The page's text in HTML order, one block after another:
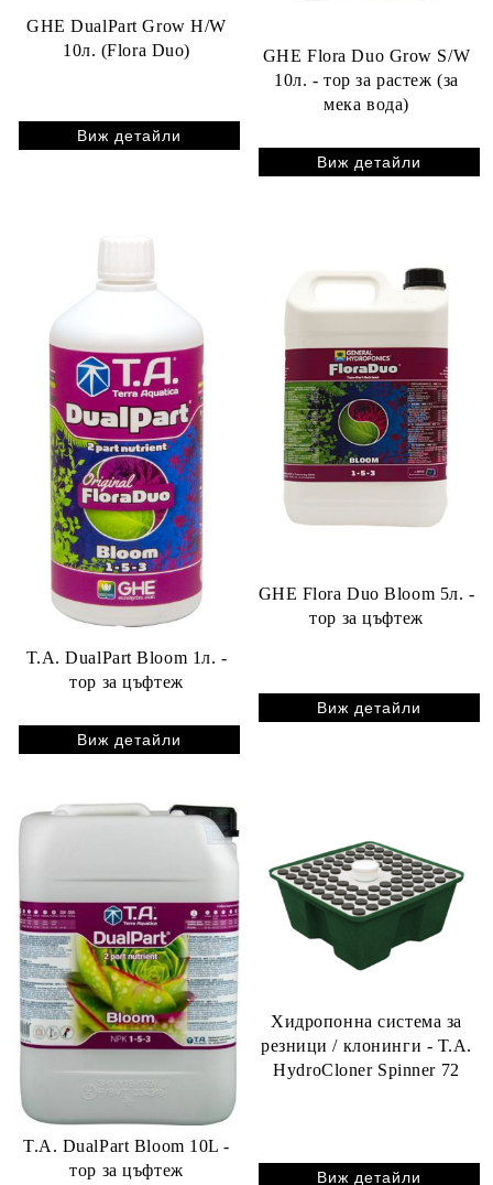
GHE DualPart Grow H/W
10л. (Flora Duo)
Виж детайли
GHE Flora Duo Grow S/W
10л. - тор за растеж (за
мека вода)
Виж детайли
T.A. DualPart Bloom 1л. -
тор за цъфтеж
Виж детайли
GHE Flora Duo Bloom 5л. -
тор за цъфтеж
Виж детайли
T.A. DualPart Bloom 10L -
тор за цъфтеж
Хидропонна система за
резници / клонинги - T.A.
HydroCloner Spinner 72
Виж детайли